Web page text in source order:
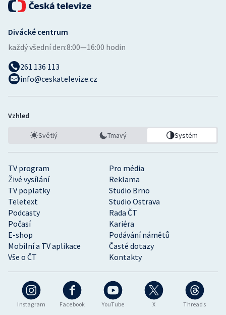
Instagram Facebook YouTube X Threads
TV program
Pro média
Živé vysílání
Reklama
TV poplatky
Studio Brno
Teletext
Studio Ostrava
Podcasty
Rada ČT
Počasí
Kariéra
E-shop
Podávání námětů
Mobilní a TV aplikace
Časté dotazy
Vše o ČT
Kontakty
Divácké centrum
každý všední den:8:00—16:00 hodin
261 136 113
info@ceskatelevize.cz
Vzhled
Světlý Tmavý Systém